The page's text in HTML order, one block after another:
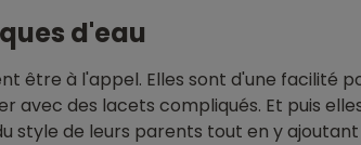
d'eau
être à l'appel. Elles sont d'une facilité
avec des lacets compliqués. Et puis
style de leurs parents tout en y